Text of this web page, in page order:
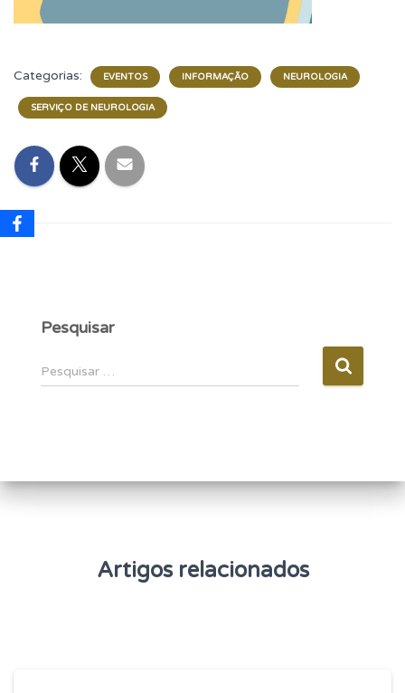
Categorias: EVENTOS INFORMAÇÃO NEUROLOGIA
SERVIÇO DE NEUROLOGIA
Pesquisar
e
s
Pesquisar …
Artigos relacionados